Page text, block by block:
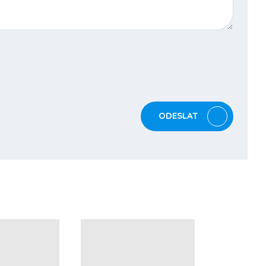
ODESLAT